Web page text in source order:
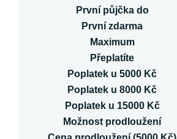
První půjčka do
První zdarma
Maximum
Přeplatíte
Poplatek u 5000 Kč
Poplatek u 8000 Kč
Poplatek u 15000 Kč
Možnost prodloužení